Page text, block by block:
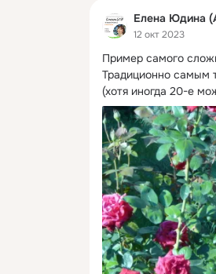
Елена Юдина
12 окт 2023
Пример самого
Традиционно самым
(хотя иногда 20-е